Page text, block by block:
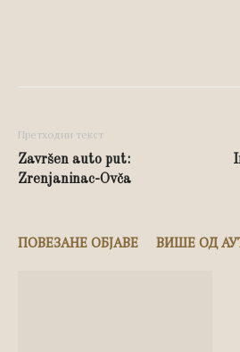
Претходни текст
Završen auto put:
Zrenjaninac-Ovča
ПОВЕЗАНЕ ОБЈАВЕ ВИШЕ ОД